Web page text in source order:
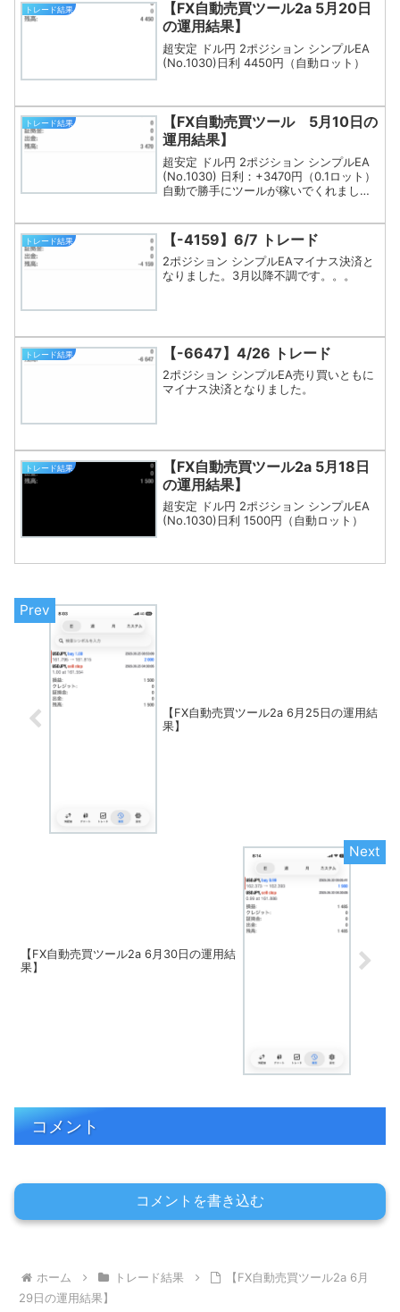
トレード結果
【FX自動売買ツール2a 5月20日
の運用結果】
超安定 ドル円 2ポジション シンプルEA
(No.1030)日利 4450円（自動ロット）
トレード結果
【FX自動売買ツール 5月10日の
運用結果】
超安定 ドル円 2ポジション シンプルEA
(No.1030) 日利：+3470円（0.1ロット）
自動で勝手にツールが稼いでくれました
トレード結果 【-4159】6/7 トレード
2ポジション シンプルEAマイナス決済と
なりました。3月以降不調です。。。
トレード結果 【-6647】4/26 トレード
2ポジション シンプルEA売り買いともに
マイナス決済となりました。
トレード結果
【FX自動売買ツール2a 5月18日
の運用結果】
超安定 ドル円 2ポジション シンプルEA
(No.1030)日利 1500円（自動ロット）
【FX自動売買ツール2a 6月25日の運用結
果】
【FX自動売買ツール2a 6月30日の運用結
果】
コメント
コメントを書き込む
ホーム トレード結果
【FX自動売買ツール2a 6月
29日の運用結果】